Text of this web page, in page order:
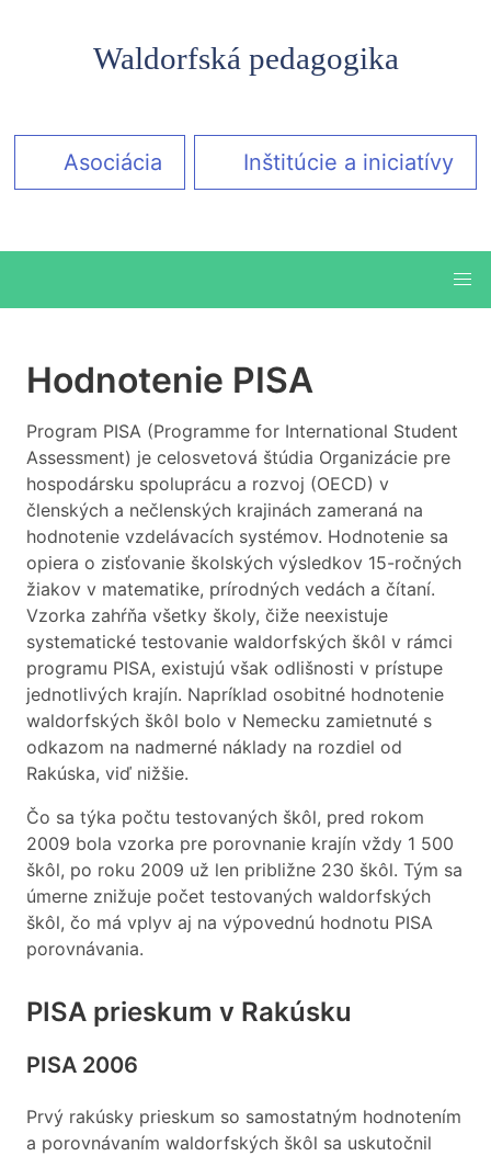
Waldorfská pedagogika
Asociácia Inštitúcie a iniciatívy
Hodnotenie PISA
Program PISA (Programme for International Student
Assessment) je celosvetová štúdia Organizácie pre
hospodársku spoluprácu a rozvoj (OECD) v
členských a nečlenských krajinách zameraná na
hodnotenie vzdelávacích systémov. Hodnotenie sa
opiera o zisťovanie školských výsledkov 15-ročných
žiakov v matematike, prírodných vedách a čítaní.
Vzorka zahŕňa všetky školy, čiže neexistuje
systematické testovanie waldorfských škôl v rámci
programu PISA, existujú však odlišnosti v prístupe
jednotlivých krajín. Napríklad osobitné hodnotenie
waldorfských škôl bolo v Nemecku zamietnuté s
odkazom na nadmerné náklady na rozdiel od
Rakúska, viď nižšie.
Čo sa týka počtu testovaných škôl, pred rokom
2009 bola vzorka pre porovnanie krajín vždy 1 500
škôl, po roku 2009 už len približne 230 škôl. Tým sa
úmerne znižuje počet testovaných waldorfských
škôl, čo má vplyv aj na výpovednú hodnotu PISA
porovnávania.
PISA prieskum v Rakúsku
PISA 2006
Prvý rakúsky prieskum so samostatným hodnotením
a porovnávaním waldorfských škôl sa uskutočnil